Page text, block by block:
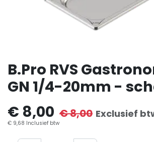
B.Pro RVS
GN 1/4-20mm -
€ 8,00 €8,00 Exclusief
€ 9,68 Inclusief btw